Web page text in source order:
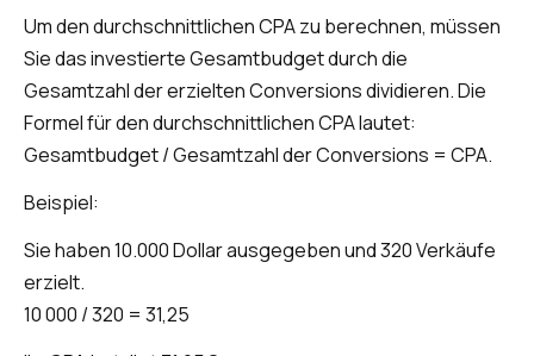
Um den durchschnittlichen CPA zu berechnen, müssen
Sie das investierte Gesamtbudget durch die
Gesamtzahl der erzielten Conversions dividieren. Die
Formel für den durchschnittlichen CPA lautet:
Gesamtbudget / Gesamtzahl der Conversions = CPA.
Beispiel:
Sie haben 10.000 Dollar ausgegeben und 320 Verkäufe
erzielt.
10 000 / 320 = 31,25